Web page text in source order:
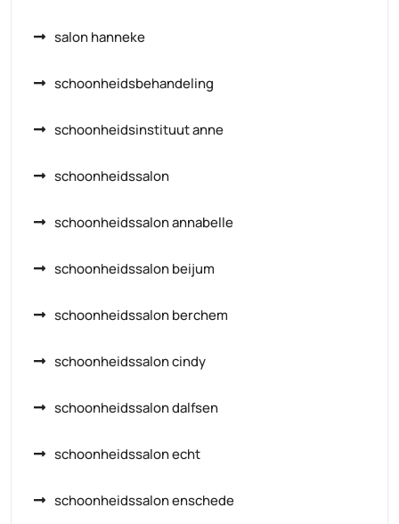
salon hanneke
schoonheidsbehandeling
schoonheidsinstituut anne
schoonheidssalon
schoonheidssalon annabelle
schoonheidssalon beijum
schoonheidssalon berchem
schoonheidssalon cindy
schoonheidssalon dalfsen
schoonheidssalon echt
schoonheidssalon enschede